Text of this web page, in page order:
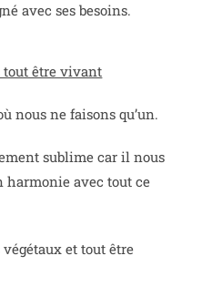
avec ses besoins.
tout être vivant
nous ne faisons qu’un.
sublime car il nous
harmonie avec tout ce
et tout être